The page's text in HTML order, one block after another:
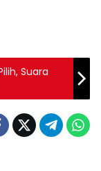
Suara